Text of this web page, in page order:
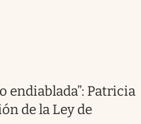
endiablada”: Patricia
de la Ley de